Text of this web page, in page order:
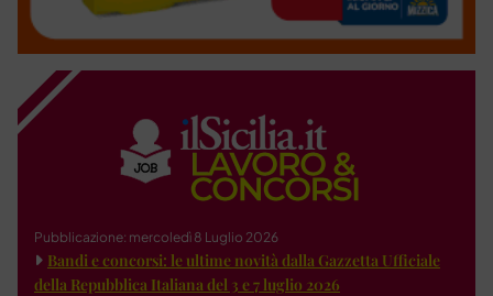
Pubblicazione: mercoledì 8 Luglio 2026
Bandi e concorsi: le ultime novità dalla Gazzetta Ufficiale
della Repubblica Italiana del 3 e 7 luglio 2026